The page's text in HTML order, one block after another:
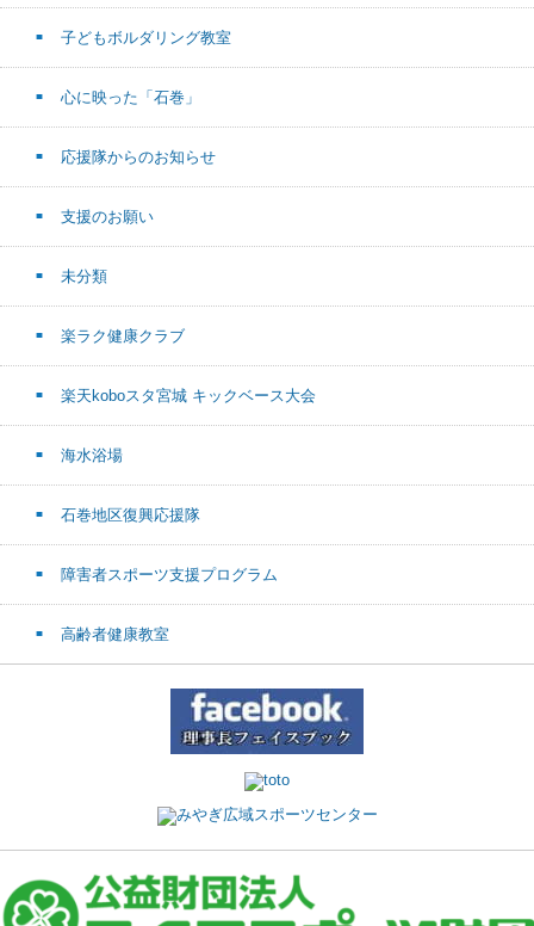
子どもボルダリング教室
心に映った「石巻」
応援隊からのお知らせ
支援のお願い
未分類
楽ラク健康クラブ
楽天koboスタ宮城 キックベース大会
海水浴場
石巻地区復興応援隊
障害者スポーツ支援プログラム
高齢者健康教室